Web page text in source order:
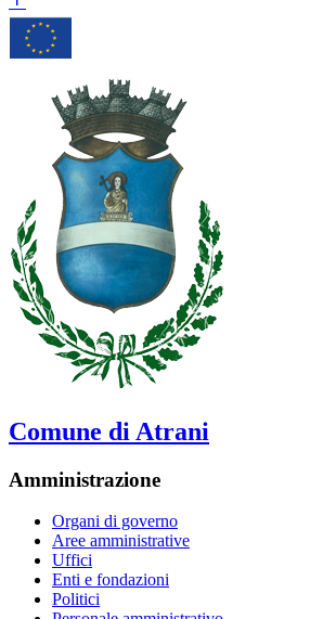
Comune di Atrani
Amministrazione
Organi di governo
Aree amministrative
Uffici
Enti e fondazioni
Politici